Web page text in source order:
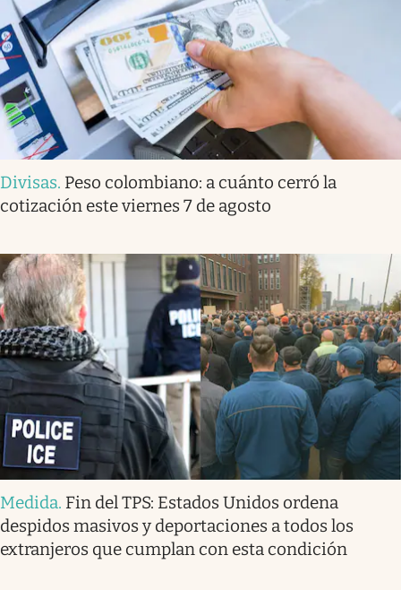
Divisas. Peso colombiano: a cuánto cerró la
cotización este viernes 7 de agosto
Medida. Fin del TPS: Estados Unidos ordena
despidos masivos y deportaciones a todos los
extranjeros que cumplan con esta condición